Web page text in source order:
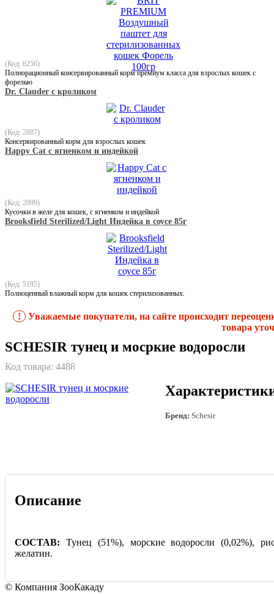
(Код: 6256)
Полнорационный консервированный корм премиум класса для взрослых кошек с
форелью
Dr. Clauder с кроликом
(Код: 2887)
Консервированный корм для взрослых кошек
Happy Cat с ягненком и индейкой
(Код: 2099)
Кусочки в желе для кошек, с ягненком и индейкой
Brooksfield Sterilized/Light Индейка в соусе 85г
(Код: 5195)
Полноценный влажный корм для кошек стерилизованных.
!
Уважаемые покупатели, на сайте происходит
товара
SCHESIR тунец и мосркие водоросли
Код товара: 4488
Бренд: Schesir
Описание
СОСТАВ: Тунец (51%), морские водоросли (0,02%),
желатин.
© Компания ЗооКакаду